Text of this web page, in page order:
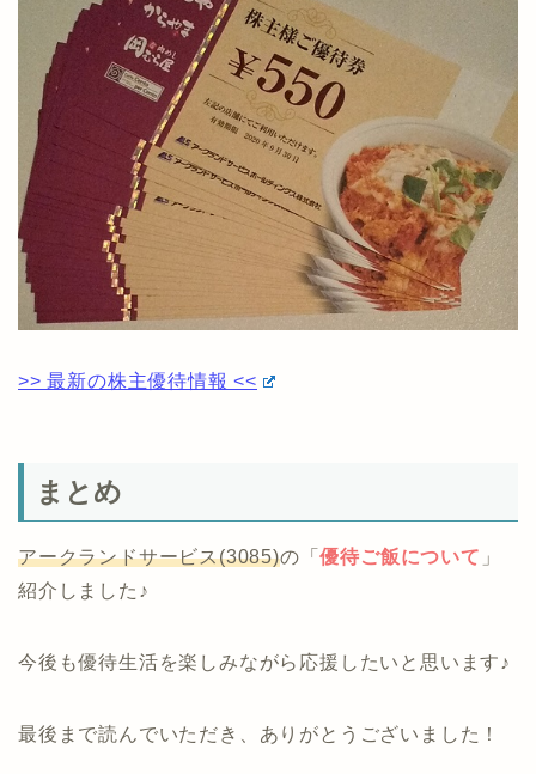
>> 最新の株主優待情報 <<
まとめ
アークランドサービス(3085)の「優待ご飯について 」
紹介しました♪
今後も優待生活を楽しみながら応援したいと思います♪
最後まで読んでいただき、ありがとうございました！